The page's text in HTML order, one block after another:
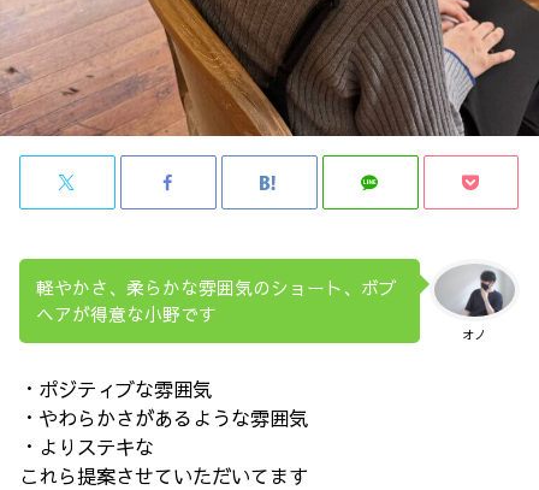
オノ
軽やかさ、柔らかな雰囲気のショート、ボブ
ヘアが得意な小野です
・ポジティブな雰囲気
・やわらかさがあるような雰囲気
・よりステキな
これら提案させていただいてます